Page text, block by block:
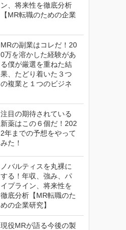
ン、将来性を徹底分析
【MR転職のための企業
MRの副業はコレだ！20
0万を溶かした経験があ
る僕が厳選を重ねた結
果、たどり着いた３つ
の複業と１つのビジネ
注目の期待されている
新薬はこの６個だ！202
2年までの予想をやって
みた！
ノバルティスを丸裸に
する！年収、強み、パ
イプライン、将来性を
徹底分析【MR転職のた
めの企業研究】
現役MRが語る今後の製